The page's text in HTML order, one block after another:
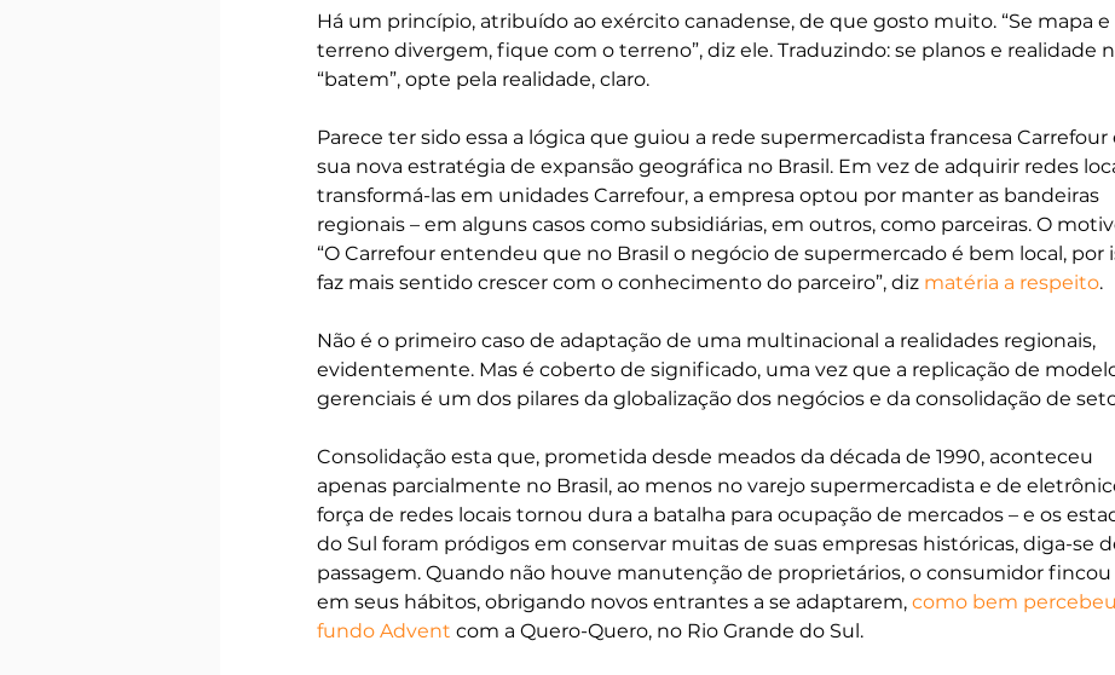
Há um princípio, atribuído ao exército canadense, de que gosto muito. “Se mapa e
terreno divergem, fique com o terreno”, diz ele. Traduzindo: se planos e realidade
“batem”, opte pela realidade, claro.
Parece ter sido essa a lógica que guiou a rede supermercadista francesa Carrefour
sua nova estratégia de expansão geográfica no Brasil. Em vez de adquirir redes
transformá-las em unidades Carrefour, a empresa optou por manter as bandeiras
regionais – em alguns casos como subsidiárias, em outros, como parceiras. O
“O Carrefour entendeu que no Brasil o negócio de supermercado é bem local, por
faz mais sentido crescer com o conhecimento do parceiro”, diz matéria a respeito.
Não é o primeiro caso de adaptação de uma multinacional a realidades regionais,
evidentemente. Mas é coberto de significado, uma vez que a replicação de
gerenciais é um dos pilares da globalização dos negócios e da consolidação de
Consolidação esta que, prometida desde meados da década de 1990, aconteceu
apenas parcialmente no Brasil, ao menos no varejo supermercadista e de
força de redes locais tornou dura a batalha para ocupação de mercados – e os
do Sul foram pródigos em conservar muitas de suas empresas históricas, diga-se
passagem. Quando não houve manutenção de proprietários, o consumidor fincou
em seus hábitos, obrigando novos entrantes a se adaptarem, como bem
fundo Advent com a Quero-Quero, no Rio Grande do Sul.